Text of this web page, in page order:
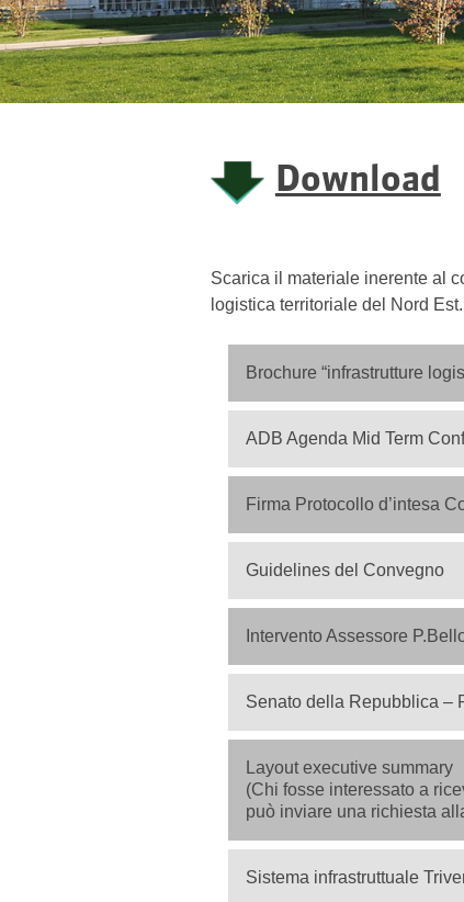
Download
Scarica il materiale inerente al
logistica territoriale del Nord Est.
Brochure “infrastrutture
ADB Agenda Mid Term
Firma Protocollo d’intesa
Guidelines del Convegno
Intervento Assessore
Senato della Repubblica –
Layout executive summary
(Chi fosse interessato a
può inviare una richiesta
Sistema infrastruttuale